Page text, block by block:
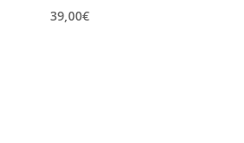
39,00€